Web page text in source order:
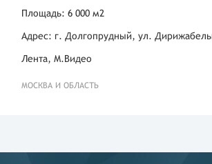
Площадь: 6 000 м2
Адрес: г. Долгопрудный, ул.
Лента, М.Видео
МОСКВА И ОБЛАСТЬ